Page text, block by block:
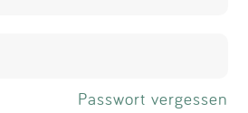
Passwort vergessen